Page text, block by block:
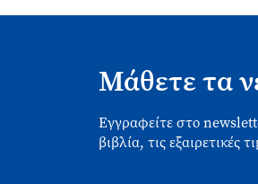
Μάθετε τα
Εγγραφείτε στο
βιβλία, τις εξαιρετικές